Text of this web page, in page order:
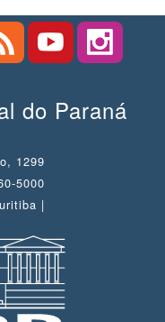
do Paraná
1299
5000
|